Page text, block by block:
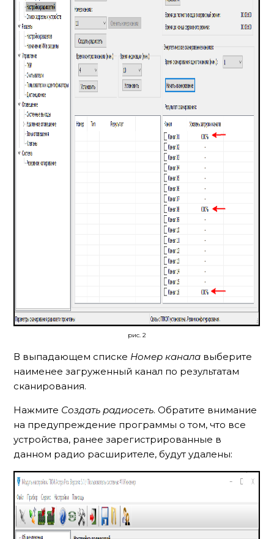
рис. 2
В выпадающем списке Номер канала выберите
наименее загруженный канал по результатам
сканирования.
Нажмите Создать радиосеть. Обратите внимание
на предупреждение программы о том, что все
устройства, ранее зарегистрированные в
данном радио расширителе, будут удалены: